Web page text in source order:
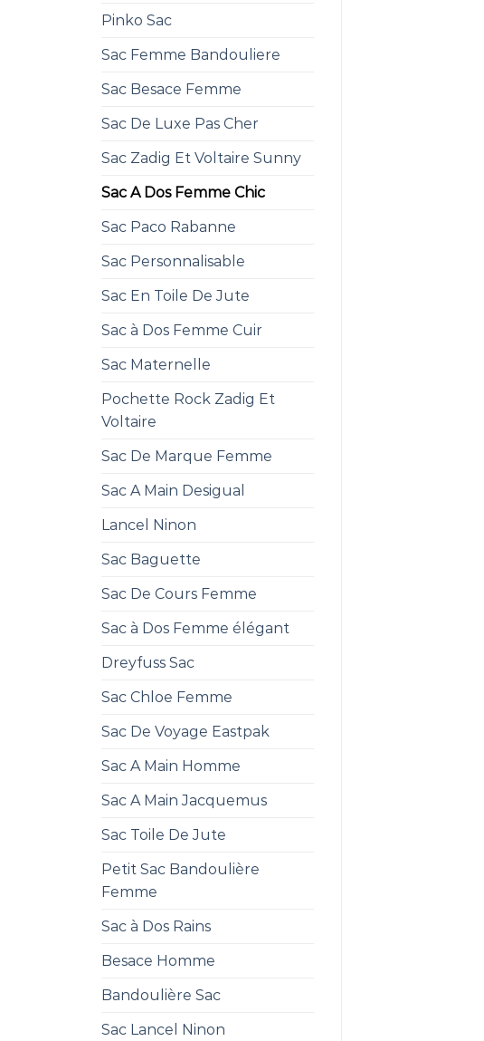
Pinko Sac
Sac Femme Bandouliere
Sac Besace Femme
Sac De Luxe Pas Cher
Sac Zadig Et Voltaire Sunny
Sac A Dos Femme Chic
Sac Paco Rabanne
Sac Personnalisable
Sac En Toile De Jute
Sac à Dos Femme Cuir
Sac Maternelle
Pochette Rock Zadig Et
Voltaire
Sac De Marque Femme
Sac A Main Desigual
Lancel Ninon
Sac Baguette
Sac De Cours Femme
Sac à Dos Femme élégant
Dreyfuss Sac
Sac Chloe Femme
Sac De Voyage Eastpak
Sac A Main Homme
Sac A Main Jacquemus
Sac Toile De Jute
Petit Sac Bandoulière
Femme
Sac à Dos Rains
Besace Homme
Bandoulière Sac
Sac Lancel Ninon